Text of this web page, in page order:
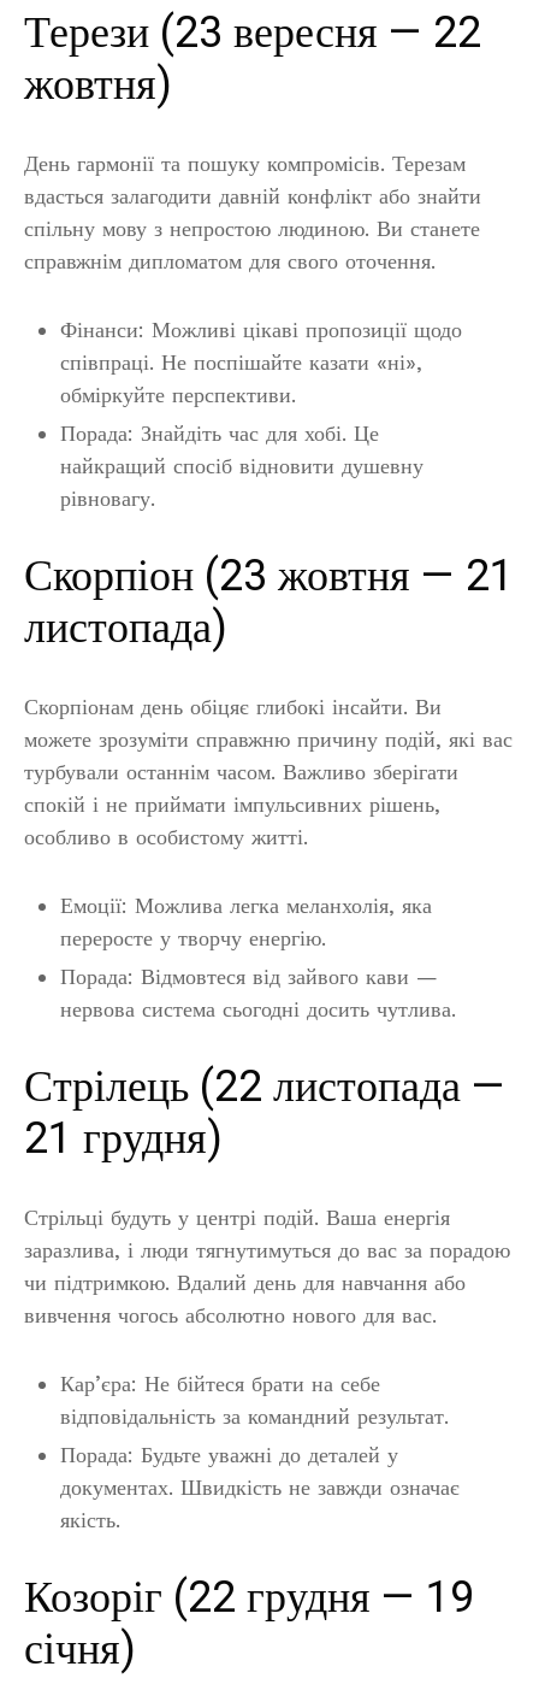
Терези (23 вересня — 22
жовтня)
День гармонії та пошуку компромісів. Терезам
вдасться залагодити давній конфлікт або знайти
спільну мову з непростою людиною. Ви станете
справжнім дипломатом для свого оточення.
Фінанси: Можливі цікаві пропозиції щодо
співпраці. Не поспішайте казати «ні»,
обміркуйте перспективи.
Порада: Знайдіть час для хобі. Це
найкращий спосіб відновити душевну
рівновагу.
Скорпіон (23 жовтня — 21
листопада)
Скорпіонам день обіцяє глибокі інсайти. Ви
можете зрозуміти справжню причину подій, які вас
турбували останнім часом. Важливо зберігати
спокій і не приймати імпульсивних рішень,
особливо в особистому житті.
Емоції: Можлива легка меланхолія, яка
переросте у творчу енергію.
Порада: Відмовтеся від зайвого кави —
нервова система сьогодні досить чутлива.
Стрілець (22 листопада —
21 грудня)
Стрільці будуть у центрі подій. Ваша енергія
заразлива, і люди тягнутимуться до вас за порадою
чи підтримкою. Вдалий день для навчання або
вивчення чогось абсолютно нового для вас.
Кар’єра: Не бійтеся брати на себе
відповідальність за командний результат.
Порада: Будьте уважні до деталей у
документах. Швидкість не завжди означає
якість.
Козоріг (22 грудня — 19
січня)